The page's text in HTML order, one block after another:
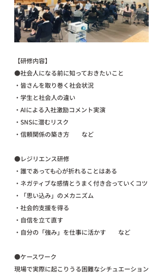
【研修内容】
●社会人になる前に知っておきたいこと
・皆さんを取り巻く社会状況
・学生と社会人の違い
・AIによる入社激励コメント実演
・SNSに潜むリスク
・信頼関係の築き方　　など
●レジリエンス研修
・誰であっても心が折れることはある
・ネガティブな感情とうまく付き合っていくコツ
・「思い込み」のメカニズム
・社会的支援を得る
・自信を立て直す
・自分の「強み」を仕事に活かす　　など
●ケースワーク
現場で実際に起こりうる困難なシチュエーション